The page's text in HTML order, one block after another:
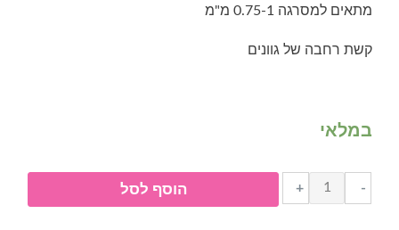
מתאים למסרגה 0.75-1 מ"מ
קשת רחבה של גוונים
במלאי
-
כמות
של
+ הוסף לסל